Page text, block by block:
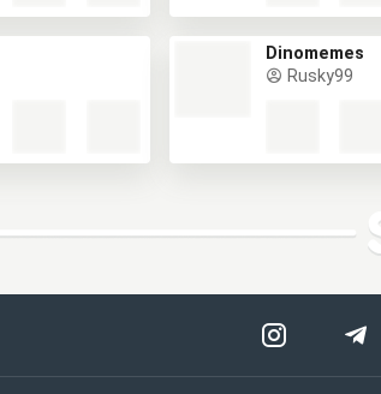
Dinomemes
Rusky99